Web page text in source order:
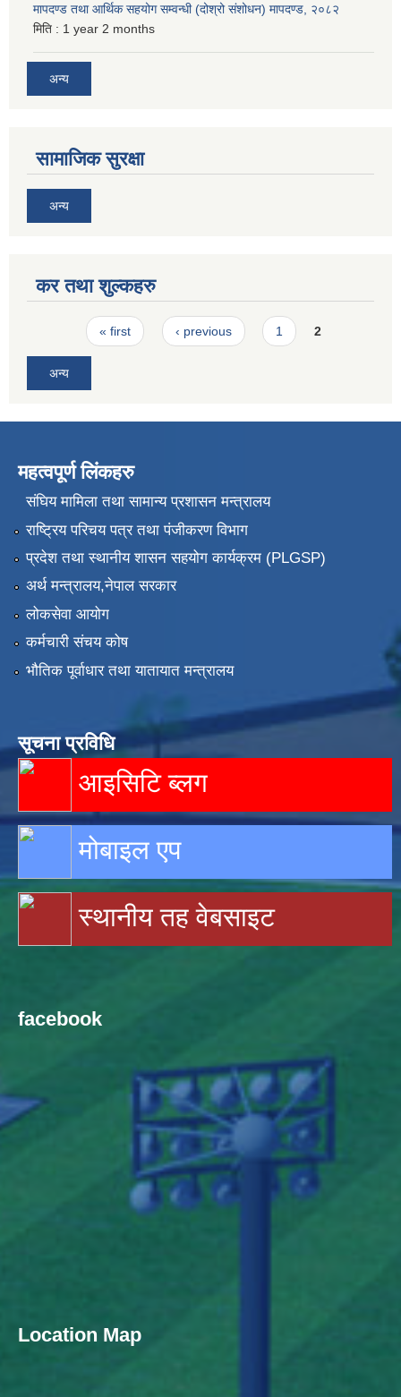
मापदण्ड तथा आर्थिक सहयोग सम्वन्धी (दोश्रो संशोधन) मापदण्ड, २०८२
मिति : 1 year 2 months
अन्य
सामाजिक सुरक्षा
अन्य
कर तथा शुल्कहरु
Pages« first ‹ previous 1 2
अन्य
महत्वपूर्ण लिंकहरु
संघिय मामिला तथा सामान्य प्रशासन मन्त्रालय
राष्ट्रिय परिचय पत्र तथा पंजीकरण विभाग
प्रदेश तथा स्थानीय शासन सहयोग कार्यक्रम (PLGSP)
अर्थ मन्त्रालय,नेपाल सरकार
लोकसेवा आयोग
कर्मचारी संचय कोष
भौतिक पूर्वाधार तथा यातायात मन्त्रालय
सूचना प्रविधि
आइसिटि ब्लग
मोबाइल एप
स्थानीय तह वेबसाइट
facebook
Location Map